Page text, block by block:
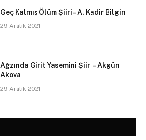
Geç Kalmış Ölüm Şiiri – A. Kadir Bilgin
29 Aralık 2021
Ağzında Girit Yasemini Şiiri – Akgün
Akova
29 Aralık 2021